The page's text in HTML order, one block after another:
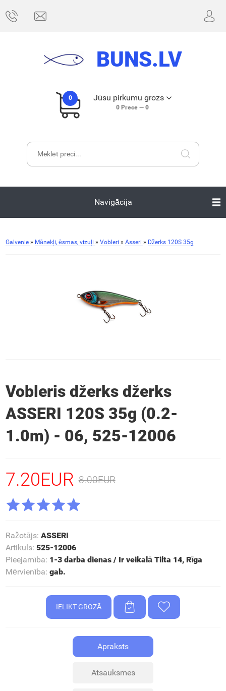
BUNS.LV
0 Jūsu pirkumu grozs
0Prece — 0
Navigācija
Galvenie » Mānekļi, ēsmas, vizuļi » Vobleri » Asseri » Džerks 120S 35g
Vobleris džerks džerks
ASSERI 120S 35g (0.2-
1.0m) - 06, 525-12006
7.20EUR 8.00EUR
Ražotājs: ASSERI
Artikuls: 525-12006
Pieejamība: 1-3 darba dienas / Ir veikalā Tilta 14, Rīga
Mērvienība: gab.
Apraksts
Atsauksmes